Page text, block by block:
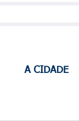
A CIDADE